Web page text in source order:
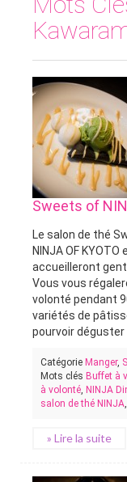
Sweets of
Le salon de thé
NINJA OF
accueilleront
Vous vous
volonté pendant
variétés de
pourvoir déguster
Catégorie Manger,
Mots clés Buffet à
à volonté, NINJA
salon de thé NINJA,
» Lire la suite